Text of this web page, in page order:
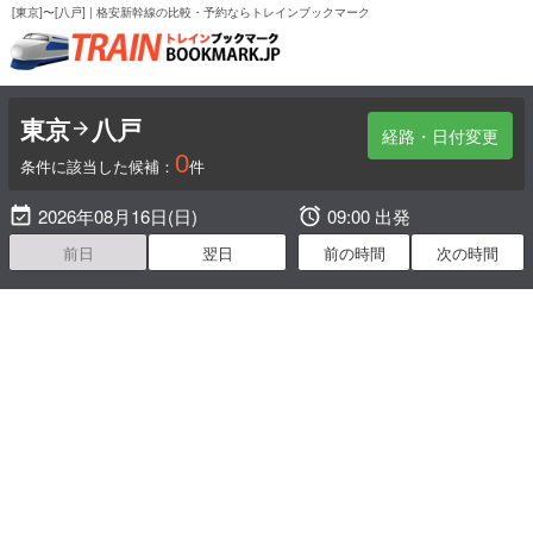
[東京]〜[八戸] | 格安新幹線の比較・予約ならトレインブックマーク
経路・日付変更
東京 八戸
条件に該当した候補： 0件
 2026年08月16日(日)
前日 翌日
 09:00 出発
前の時間 次の時間